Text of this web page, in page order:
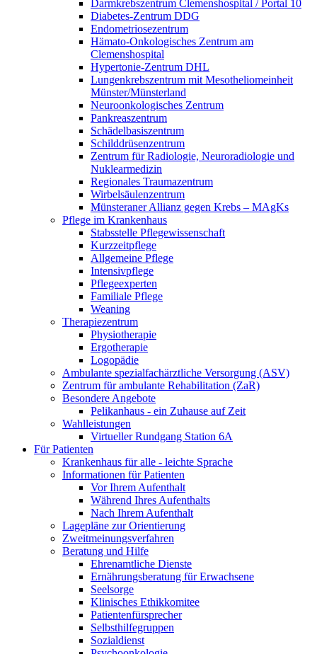
Darmkrebszentrum Clemenshospital / Portal 10
Diabetes-Zentrum DDG
Endometriosezentrum
Hämato-Onkologisches Zentrum am
Clemenshospital
Hypertonie-Zentrum DHL
Lungenkrebszentrum mit Mesotheliomeinheit
Münster/Münsterland
Neuroonkologisches Zentrum
Pankreaszentrum
Schädelbasiszentrum
Schilddrüsenzentrum
Zentrum für Radiologie, Neuroradiologie und
Nuklearmedizin
Regionales Traumazentrum
Wirbelsäulenzentrum
Münsteraner Allianz gegen Krebs – MAgKs
Pflege im Krankenhaus
Stabsstelle Pflegewissenschaft
Kurzzeitpflege
Allgemeine Pflege
Intensivpflege
Pflegeexperten
Familiale Pflege
Weaning
Therapiezentrum
Physiotherapie
Ergotherapie
Logopädie
Ambulante spezialfachärztliche Versorgung (ASV)
Zentrum für ambulante Rehabilitation (ZaR)
Besondere Angebote
Pelikanhaus - ein Zuhause auf Zeit
Wahlleistungen
Virtueller Rundgang Station 6A
Für Patienten
Krankenhaus für alle - leichte Sprache
Informationen für Patienten
Vor Ihrem Aufenthalt
Während Ihres Aufenthalts
Nach Ihrem Aufenthalt
Lagepläne zur Orientierung
Zweitmeinungsverfahren
Beratung und Hilfe
Ehrenamtliche Dienste
Ernährungsberatung für Erwachsene
Seelsorge
Klinisches Ethikkomitee
Patientenfürsprecher
Selbsthilfegruppen
Sozialdienst